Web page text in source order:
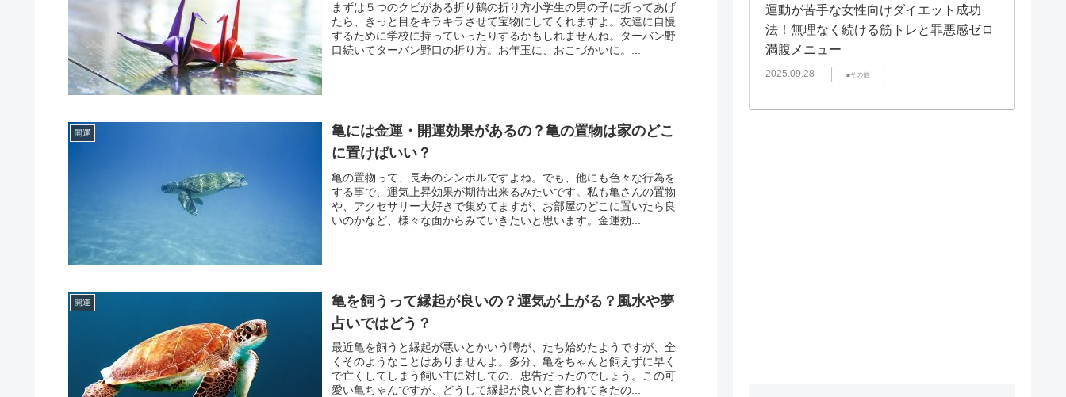
まずは５つのクビがある折り鶴の折り方小学生の男の子に折ってあげ
たら、きっと目をキラキラさせて宝物にしてくれますよ。友達に自慢
するために学校に持っていったりするかもしれませんね。ターバン野
口続いてターバン野口の折り方。お年玉に、おこづかいに。...
開運
亀には金運・開運効果があるの？亀の置物は家のどこ
に置けばいい？
亀の置物って、長寿のシンボルですよね。でも、他にも色々な行為を
する事で、運気上昇効果が期待出来るみたいです。私も亀さんの置物
や、アクセサリー大好きで集めてますが、お部屋のどこに置いたら良
いのかなど、様々な面からみていきたいと思います。金運効...
開運
亀を飼うって縁起が良いの？運気が上がる？風水や夢
占いではどう？
最近亀を飼うと縁起が悪いとかいう噂が、たち始めたようですが、全
くそのようなことはありませんよ。多分、亀をちゃんと飼えずに早く
で亡くしてしまう飼い主に対しての、忠告だったのでしょう。この可
愛い亀ちゃんですが、どうして縁起が良いと言われてきたの...
運動が苦手な女性向けダイエット成功
法！無理なく続ける筋トレと罪悪感ゼロ
満腹メニュー
2025.09.28 ■その他